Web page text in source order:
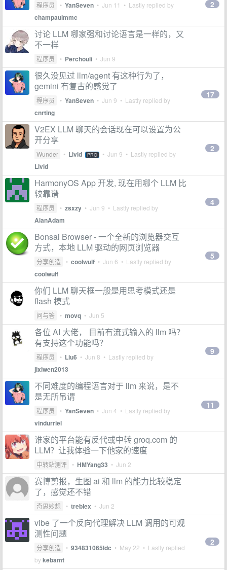
程序员 • YanSeven • Jun 11 • Lastly replied by
champaulmmc
2
讨论 LLM 哪家强和讨论语言是一样的，又
不一样
程序员 • Perchouli • Jun 9
很久没见过 llm/agent 有这种行为了，
gemini 有复古的感觉了
程序员 • YanSeven • Jun 9 • Lastly replied by
cnrting
17
V2EX LLM 聊天的会话现在可以设置为公
开分享
Wunder • Livid PRO • Jun 9 • Lastly replied by
Livid
2
HarmonyOS App 开发, 现在用哪个 LLM 比
较靠谱
程序员 • zsxzy • Jun 9 • Lastly replied by
AlanAdam
4
Bonsai Browser - 一个全新的浏览器交互
方式，本地 LLM 驱动的网页浏览器
分享创造 • coolwulf • Jun 6 • Lastly replied by
coolwulf
5
你们 LLM 聊天框一般是用思考模式还是
flash 模式
问与答 • movq • Jun 5
各位 AI 大佬， 目前有流式输入的 llm 吗？
有支持这个功能吗？
程序员 • Liu6 • Jun 8 • Lastly replied by
jixiwen2013
9
不同难度的编程语言对于 llm 来说，是不
是无所吊谓
程序员 • YanSeven • Jun 4 • Lastly replied by
vindurriel
11
谁家的平台能有反代或中转 groq.com 的
LLM？让我体验一下他家的速度
中转站测评 • HMYang33 • Jun 2
赛博剪报，生图 ai 和 llm 的能力比较稳定
了，感觉还不错
奇思妙想 • treblex • Jun 2
vibe 了一个反向代理解决 LLM 调用的可观
测性问题
分享创造 • 934831065ldc • May 22 • Lastly replied
bykebamt
2